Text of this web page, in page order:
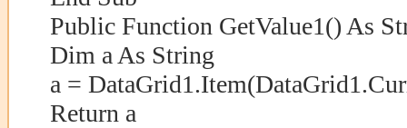
Public Function GetValue1() As
Dim a As String
a =
Return a